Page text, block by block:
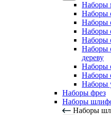
Наборы
Наборы
Наборы
Наборы
Наборы
Наборы
дереву
Наборы
Наборы
Наборы
Наборы фрез
Наборы
Наборы